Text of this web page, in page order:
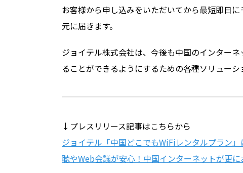
お客様から申し込みをいただいてから最短即日
元に届きます。
ジョイテル株式会社は、今後も中国のインター
ることができるようにするための各種ソリューシ
↓プレスリリース記事はこちらから
ジョイテル「中国どこでもWiFiレンタルプラン
聴やWeb会議が安心！中国インターネットが更